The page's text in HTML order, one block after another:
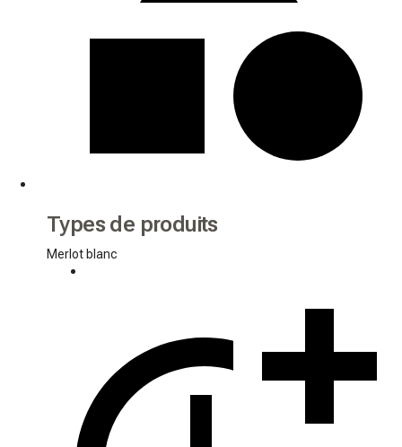
Types de produits
Merlot blanc